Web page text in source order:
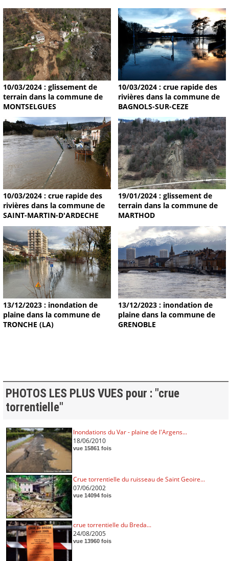
10/03/2024 : glissement de
terrain dans la commune de
MONTSELGUES
10/03/2024 : crue rapide des
rivières dans la commune de
BAGNOLS-SUR-CEZE
10/03/2024 : crue rapide des
rivières dans la commune de
SAINT-MARTIN-D'ARDECHE
19/01/2024 : glissement de
terrain dans la commune de
MARTHOD
13/12/2023 : inondation de
plaine dans la commune de
TRONCHE (LA)
13/12/2023 : inondation de
plaine dans la commune de
GRENOBLE
PHOTOS LES PLUS VUES pour : "crue
torrentielle"
Inondations du Var - plaine de l'Argens...
18/06/2010
vue 15861 fois
Crue torrentielle du ruisseau de Saint Geoire...
07/06/2002
vue 14094 fois
crue torrentielle du Breda...
24/08/2005
vue 13960 fois